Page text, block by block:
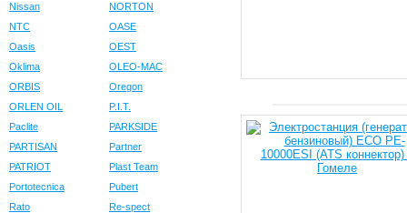
Nissan
NORTON
NTC
OASE
Oasis
OEST
Oklima
OLEO-MAC
ORBIS
Oregon
ORLEN OIL
P.I.T.
Paclite
PARKSIDE
PARTISAN
Partner
PATRIOT
Plast Team
Portotecnica
Pubert
Rato
Re-spect